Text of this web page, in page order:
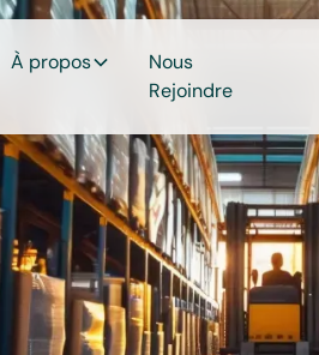
À propos
Nous
Rejoindre